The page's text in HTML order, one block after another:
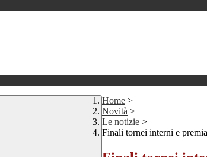
Home >
Novità >
Le notizie >
Finali tornei interni e